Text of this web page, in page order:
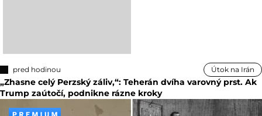
pred hodinou Útok na Irán
„Zhasne celý Perzský záliv,“: Teherán dvíha varovný prst. Ak
Trump zaútočí, podnikne rázne kroky